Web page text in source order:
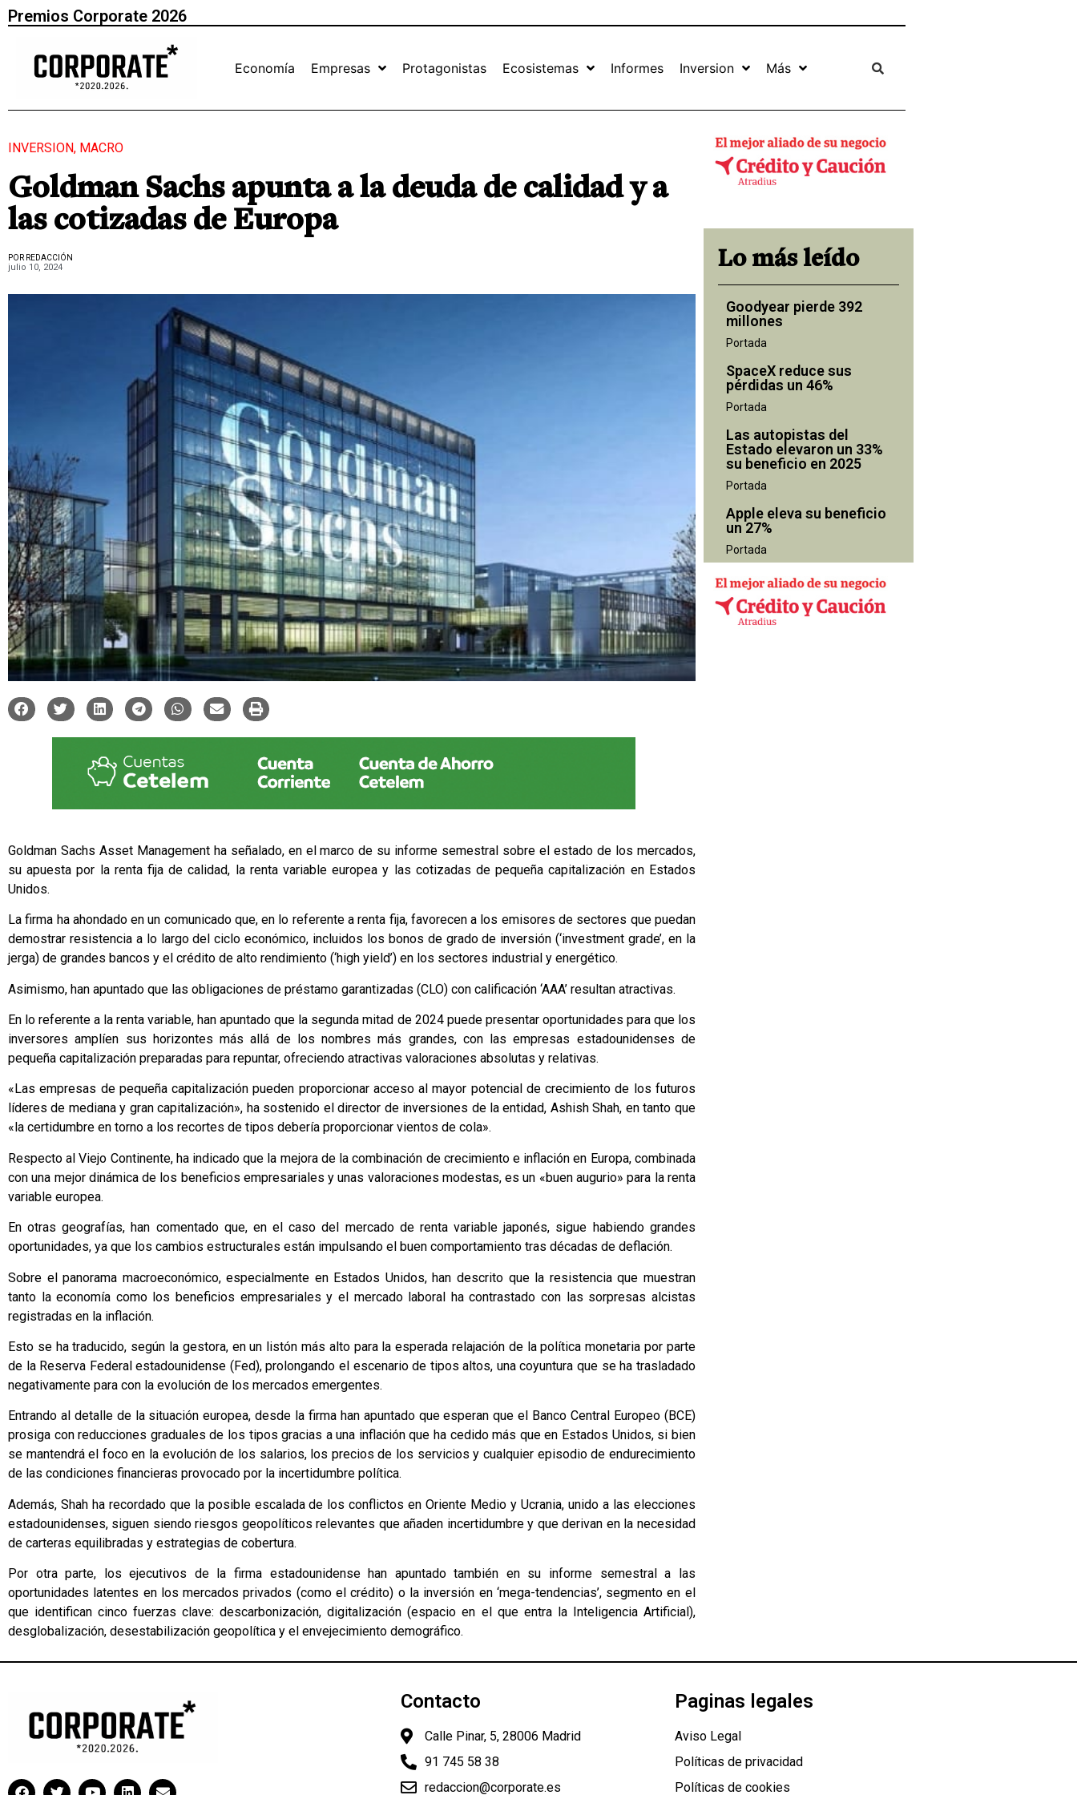
Premios Corporate 2026
Economía Empresas Protagonistas Ecosistemas Informes Inversion Más
INVERSION, MACRO
Goldman Sachs apunta a la deuda de calidad y a
las cotizadas de Europa
POR REDACCIÓN
julio 10, 2024
Goldman Sachs Asset Management ha señalado, en el marco de su informe semestral sobre el estado de los mercados,
su apuesta por la renta fija de calidad, la renta variable europea y las cotizadas de pequeña capitalización en Estados
Unidos.
La firma ha ahondado en un comunicado que, en lo referente a renta fija, favorecen a los emisores de sectores que puedan
demostrar resistencia a lo largo del ciclo económico, incluidos los bonos de grado de inversión (‘investment grade’, en la
jerga) de grandes bancos y el crédito de alto rendimiento (‘high yield’) en los sectores industrial y energético.
Asimismo, han apuntado que las obligaciones de préstamo garantizadas (CLO) con calificación ‘AAA’ resultan atractivas.
En lo referente a la renta variable, han apuntado que la segunda mitad de 2024 puede presentar oportunidades para que los
inversores amplíen sus horizontes más allá de los nombres más grandes, con las empresas estadounidenses de
pequeña capitalización preparadas para repuntar, ofreciendo atractivas valoraciones absolutas y relativas.
«Las empresas de pequeña capitalización pueden proporcionar acceso al mayor potencial de crecimiento de los futuros
líderes de mediana y gran capitalización», ha sostenido el director de inversiones de la entidad, Ashish Shah, en tanto que
«la certidumbre en torno a los recortes de tipos debería proporcionar vientos de cola».
Respecto al Viejo Continente, ha indicado que la mejora de la combinación de crecimiento e inflación en Europa, combinada
con una mejor dinámica de los beneficios empresariales y unas valoraciones modestas, es un «buen augurio» para la renta
variable europea.
En otras geografías, han comentado que, en el caso del mercado de renta variable japonés, sigue habiendo grandes
oportunidades, ya que los cambios estructurales están impulsando el buen comportamiento tras décadas de deflación.
Sobre el panorama macroeconómico, especialmente en Estados Unidos, han descrito que la resistencia que muestran
tanto la economía como los beneficios empresariales y el mercado laboral ha contrastado con las sorpresas alcistas
registradas en la inflación.
Esto se ha traducido, según la gestora, en un listón más alto para la esperada relajación de la política monetaria por parte
de la Reserva Federal estadounidense (Fed), prolongando el escenario de tipos altos, una coyuntura que se ha trasladado
negativamente para con la evolución de los mercados emergentes.
Entrando al detalle de la situación europea, desde la firma han apuntado que esperan que el Banco Central Europeo (BCE)
prosiga con reducciones graduales de los tipos gracias a una inflación que ha cedido más que en Estados Unidos, si bien
se mantendrá el foco en la evolución de los salarios, los precios de los servicios y cualquier episodio de endurecimiento
de las condiciones financieras provocado por la incertidumbre política.
Además, Shah ha recordado que la posible escalada de los conflictos en Oriente Medio y Ucrania, unido a las elecciones
estadounidenses, siguen siendo riesgos geopolíticos relevantes que añaden incertidumbre y que derivan en la necesidad
de carteras equilibradas y estrategias de cobertura.
Por otra parte, los ejecutivos de la firma estadounidense han apuntado también en su informe semestral a las
oportunidades latentes en los mercados privados (como el crédito) o la inversión en ‘mega-tendencias’, segmento en el
que identifican cinco fuerzas clave: descarbonización, digitalización (espacio en el que entra la Inteligencia Artificial),
desglobalización, desestabilización geopolítica y el envejecimiento demográfico.
Lo más leído
Goodyear pierde 392
millones
Portada
SpaceX reduce sus
pérdidas un 46%
Portada
Las autopistas del
Estado elevaron un 33%
su beneficio en 2025
Portada
Apple eleva su beneficio
un 27%
Portada
Contacto
Calle Pinar, 5, 28006 Madrid
91 745 58 38
redaccion@corporate.es
Paginas legales
Aviso Legal
Políticas de privacidad
Políticas de cookies